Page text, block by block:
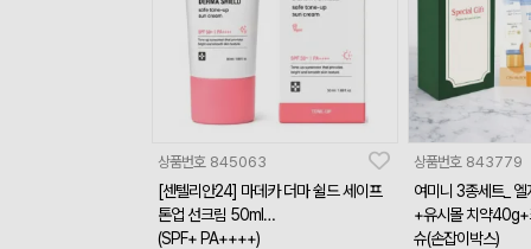
상품번호 845063
[센텔리안24] 마데카 더마 쉴드 세이프
톤업 선크림 50ml
(SPF+ PA++++)
상품번호 843779
여미니 3종세트_
+유시몰 치약40g+
슈(손잡이박스)